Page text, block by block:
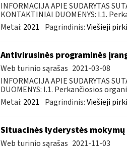
INFORMACIJA APIE SUDARYTAS
KONTAKTINIAI DUOMENYS: I.1.
Metai: 2021 Pagrindinis:Viešieji
Antivirusinės programinės
Web turinio sąrašas 2021-03-08
INFORMACIJA APIE SUDARYTAS
DUOMENYS: I.1. Perkančiosios
Metai: 2021 Pagrindinis:Viešieji
Situacinės lyderystės
Web turinio sąrašas 2021-11-03